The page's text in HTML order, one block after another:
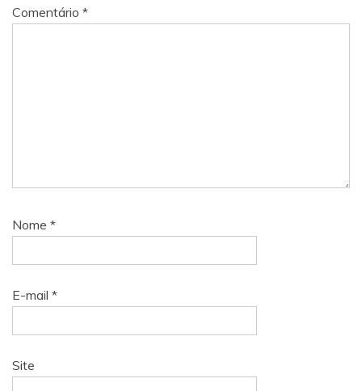
Comentário *
Nome *
E-mail *
Site